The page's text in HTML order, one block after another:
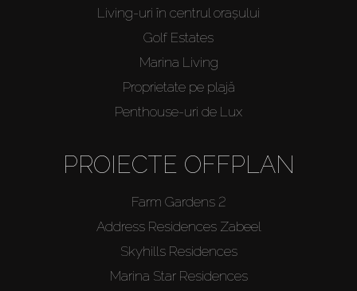
Living-uri în centrul orașului
Golf Estates
Marina Living
Proprietate pe plajă
Penthouse-uri de Lux
PROIECTE OFFPLAN
Farm Gardens 2
Address Residences Zabeel
Skyhills Residences
Marina Star Residences